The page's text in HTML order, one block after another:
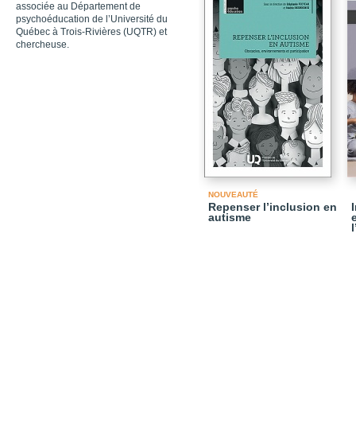
associée au Département de
psychoéducation de l’Université du
Québec à Trois-Rivières (UQTR) et
chercheuse.
NOUVEAUTÉ
Repenser l’inclusion en
autisme